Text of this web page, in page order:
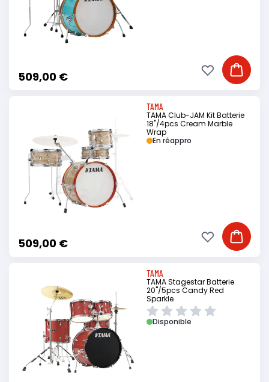
509,00 € Ajouter
Ajouter à ma
TAMA
TAMA Club-JAM Kit Batterie
18"/4pcs Cream Marble
Wrap
509,00 €
En réappro
Ajouter
Ajouter à ma
TAMA
TAMA Stagestar Batterie
20"/5pcs Candy Red
Sparkle
Disponible